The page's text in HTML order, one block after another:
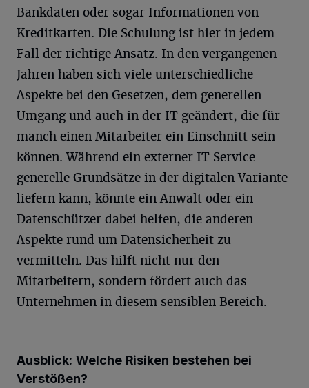
Bankdaten oder sogar Informationen von
Kreditkarten. Die Schulung ist hier in jedem
Fall der richtige Ansatz. In den vergangenen
Jahren haben sich viele unterschiedliche
Aspekte bei den Gesetzen, dem generellen
Umgang und auch in der IT geändert, die für
manch einen Mitarbeiter ein Einschnitt sein
können. Während ein externer IT Service
generelle Grundsätze in der digitalen Variante
liefern kann, könnte ein Anwalt oder ein
Datenschützer dabei helfen, die anderen
Aspekte rund um Datensicherheit zu
vermitteln. Das hilft nicht nur den
Mitarbeitern, sondern fördert auch das
Unternehmen in diesem sensiblen Bereich.
Ausblick: Welche Risiken bestehen bei
Verstößen?